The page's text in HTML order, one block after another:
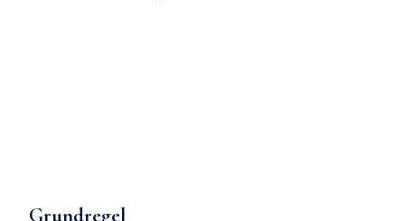
Grundregel